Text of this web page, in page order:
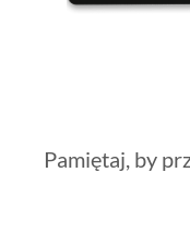
Pamiętaj, by